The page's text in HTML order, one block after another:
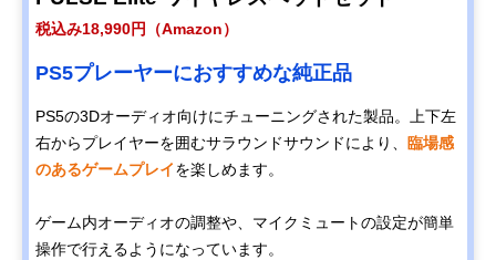
税込み18,990円（Amazon）
PS5プレーヤーにおすすめな純正品
PS5の3Dオーディオ向けにチューニングされた製品。上下左
右からプレイヤーを囲むサラウンドサウンドにより、 臨場感
のあるゲームプレイを楽しめます。
ゲーム内オーディオの調整や、マイクミュートの設定が簡単
操作で行えるようになっています。